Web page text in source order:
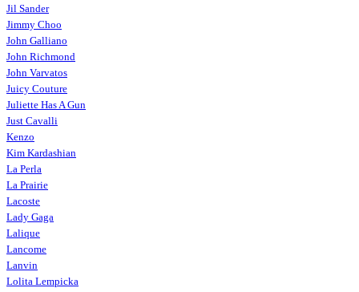
Jil Sander
Jimmy Choo
John Galliano
John Richmond
John Varvatos
Juicy Couture
Juliette Has A Gun
Just Cavalli
Kenzo
Kim Kardashian
La Perla
La Prairie
Lacoste
Lady Gaga
Lalique
Lancome
Lanvin
Lolita Lempicka